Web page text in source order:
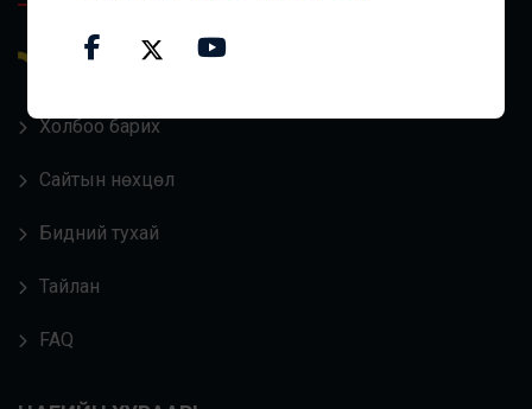
Энд дарж
Холбоо барих
Сайтын нөхцөл
Бидний тухай
Тайлан
FAQ